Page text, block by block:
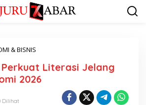
& BISNIS
Perkuat Literasi Jelang
2026
Dilihat